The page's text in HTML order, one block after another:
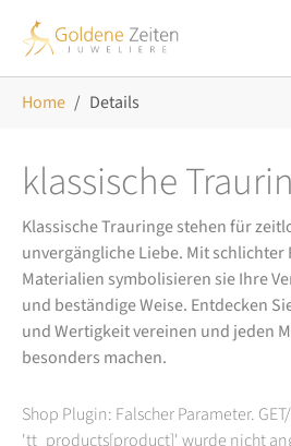
Home Details
klassische
Klassische Trauringe stehen für
unvergängliche Liebe. Mit schlichter
Materialien symbolisieren sie Ihre
und beständige Weise. Entdecken
und Wertigkeit vereinen und jeden
besonders machen.
Shop Plugin: Falscher Parameter.
'tt_products[product]' wurde nicht